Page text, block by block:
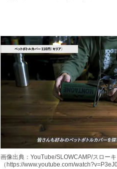
画像出典：YouTube/SLOWCAMP/スロー
（https://www.youtube.com/